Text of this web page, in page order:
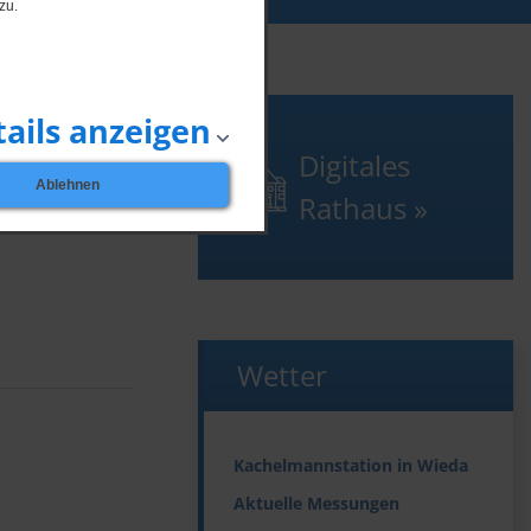
anzeigen
Ablehnen
Digitales
Rathaus
Wetter
Kachelmannstation in Wieda
Aktuelle Messungen